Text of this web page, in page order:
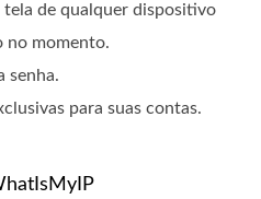
tela de qualquer dispositivo
no momento.
senha.
para suas contas.